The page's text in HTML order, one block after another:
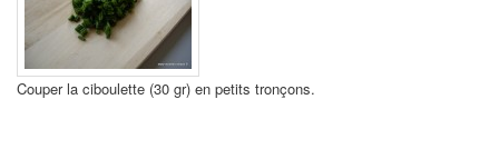
Couper la ciboulette (30 gr) en petits tronçons.